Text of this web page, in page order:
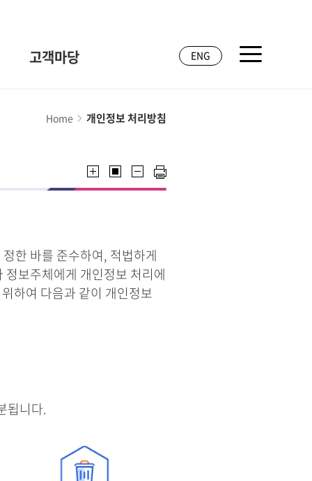
고객마당 ENG
Home 개인정보 처리방침
한 바를 준수하여, 적법하게
보주체에게 개인정보 처리에
하여 다음과 같이 개인정보
됩니다.